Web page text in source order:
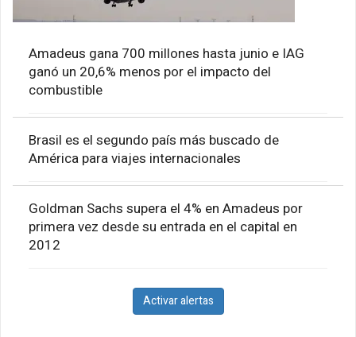
Amadeus gana 700 millones hasta junio e IAG
ganó un 20,6% menos por el impacto del
combustible
Brasil es el segundo país más buscado de
América para viajes internacionales
Goldman Sachs supera el 4% en Amadeus por
primera vez desde su entrada en el capital en
2012
Activar alertas